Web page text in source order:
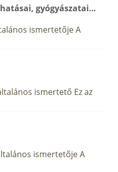
gyógyászatai…
ismertetője A
ismertető Ez az
ismertetője A